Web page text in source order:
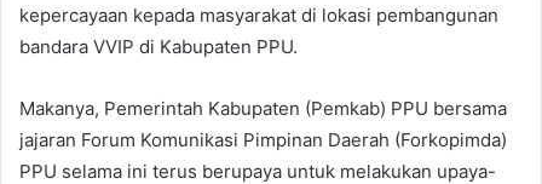
kepercayaan kepada masyarakat di lokasi pembangunan
bandara VVIP di Kabupaten PPU.
Makanya, Pemerintah Kabupaten (Pemkab) PPU bersama
jajaran Forum Komunikasi Pimpinan Daerah (Forkopimda)
PPU selama ini terus berupaya untuk melakukan upaya-